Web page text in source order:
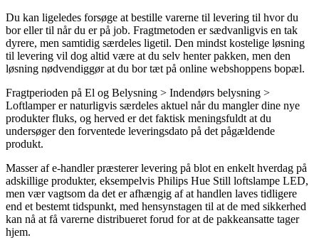
Du kan ligeledes forsøge at bestille varerne til levering til hvor du
bor eller til når du er på job. Fragtmetoden er sædvanligvis en tak
dyrere, men samtidig særdeles ligetil. Den mindst kostelige løsning
til levering vil dog altid være at du selv henter pakken, men den
løsning nødvendiggør at du bor tæt på online webshoppens bopæl.
Fragtperioden på El og Belysning > Indendørs belysning >
Loftlamper er naturligvis særdeles aktuel når du mangler dine nye
produkter fluks, og herved er det faktisk meningsfuldt at du
undersøger den forventede leveringsdato på det pågældende
produkt.
Masser af e-handler præsterer levering på blot en enkelt hverdag på
adskillige produkter, eksempelvis Philips Hue Still loftslampe LED,
men vær vagtsom da det er afhængig af at handlen laves tidligere
end et bestemt tidspunkt, med hensynstagen til at de med sikkerhed
kan nå at få varerne distribueret forud for at de pakkeansatte tager
hjem.